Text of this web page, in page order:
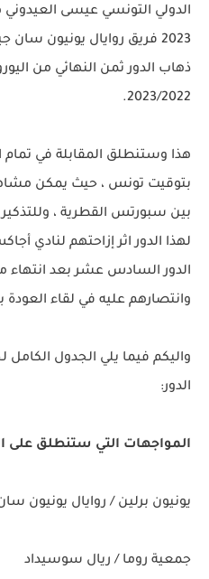
2023 فريق روايال يونيون
ذهاب الدور ثمن النهائي من
2023/2022.
هذا وستنطلق المقابلة في تمام
بتوقيت تونس ، حيث يمكن
بين سبورتس القطرية ، وللتذكير
لهذا الدور اثر إزاحتهم لنادي
الدور السادس عشر بعد انتهاء
وانتصارهم عليه في لقاء العودة
واليكم فيما يلي الجدول الكامل
الدور:
المواجهات التي ستنطلق على
يونيون برلين / روايال يونيون
جمعية روما / ريال سوسيداد